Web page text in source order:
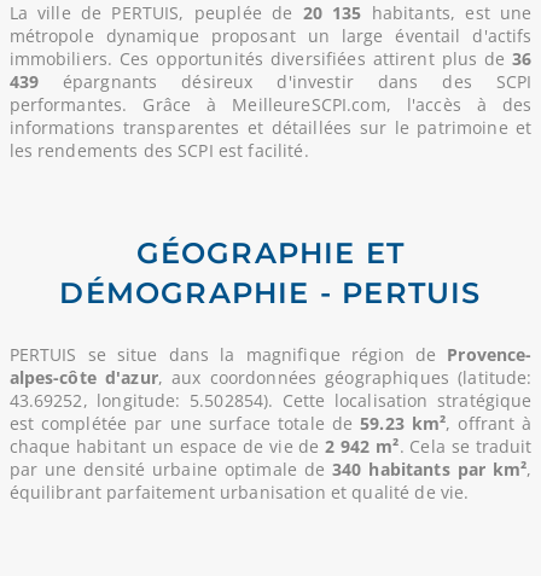
La ville de PERTUIS, peuplée de 20 135 habitants, est une
métropole dynamique proposant un large éventail d'actifs
immobiliers. Ces opportunités diversifiées attirent plus de36
439épargnants désireux d'investir dans des SCPI
performantes. Grâce à MeilleureSCPI.com, l'accès à des
informations transparentes et détaillées sur le patrimoine et
les rendements des SCPI est facilité.
GÉOGRAPHIE ET
DÉMOGRAPHIE - PERTUIS
PERTUIS se situe dans la magnifique région de Provence-
alpes-côte d'azur, aux coordonnées géographiques (latitude:
43.69252, longitude: 5.502854). Cette localisation stratégique
est complétée par une surface totale de59.23 km², offrant à
chaque habitant un espace de vie de2 942 m². Cela se traduit
par une densité urbaine optimale de340 habitants par km²,
équilibrant parfaitement urbanisation et qualité de vie.